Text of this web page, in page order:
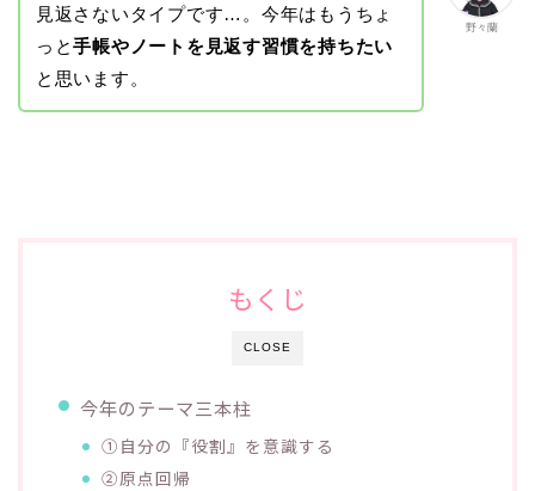
野々蘭
見返さないタイプです…。今年はもうちょ
っと手帳やノートを見返す習慣を持ちたい
と思います。
CLOSE
もくじ
今年のテーマ三本柱
①自分の『役割』を意識する
②原点回帰